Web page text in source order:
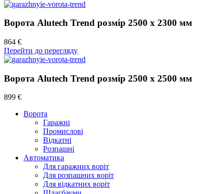
Ворота Alutech Trend розмір 2500 х 2300 мм
864 €
Перейти до перегляду
Ворота Alutech Trend розмір 2500 х 2500 мм
899 €
Ворота
Гаражні
Промислові
Відкатні
Розпашні
Автоматика
Для гаражних воріт
Для розпашних воріт
Для відкатних воріт